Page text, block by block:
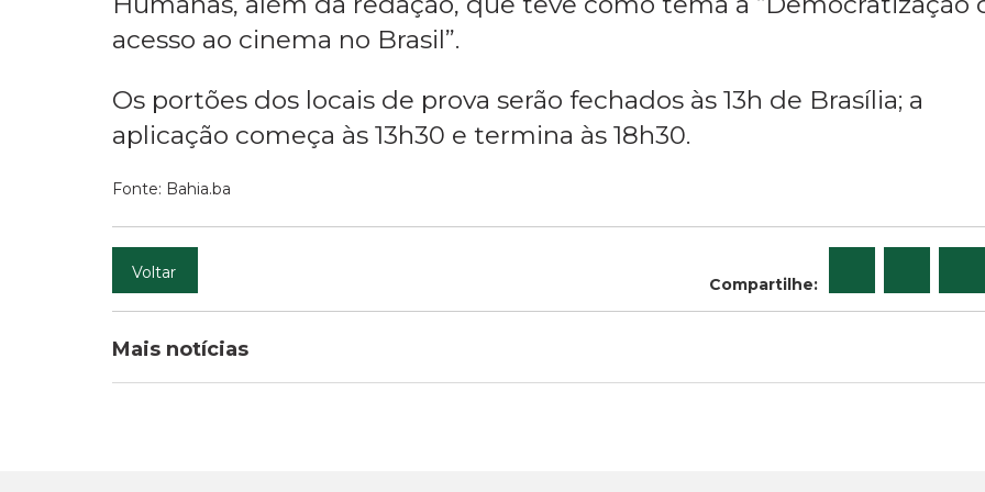
acesso ao cinema no Brasil”.
Os portões dos locais de prova serão fechados às 13h de Brasília; a
aplicação começa às 13h30 e termina às 18h30.
Fonte: Bahia.ba
Voltar
Compartilhe:
Mais notícias